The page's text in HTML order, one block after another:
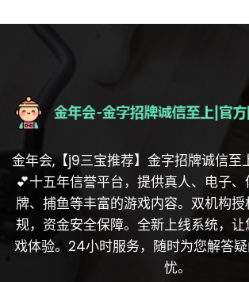
金年会,【j9三宝推荐】金字招牌诚信至
💕十五年信誉平台，提供真人、电子
牌、捕鱼等丰富的游戏内容。双机构
规，资金安全保障。全新上线系统，
戏体验。24小时服务，随时为您解答
忧。